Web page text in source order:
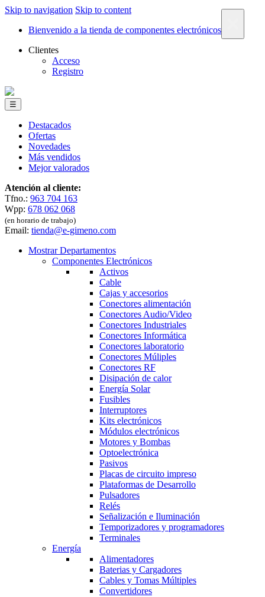
Skip to navigation Skip to content
Bienvenido a la tienda de componentes electrónicos
Clientes
Acceso
Registro
☰
Destacados
Ofertas
Novedades
Más vendidos
Mejor valorados
Atención al cliente:
Tfno.: 963 704 163
Wpp: 678 062 068
(en horario de trabajo)
Email: tienda@e-gimeno.com
Mostrar Departamentos
Componentes Electrónicos
Activos
Cable
Cajas y accesorios
Conectores alimentación
Conectores Audio/Video
Conectores Industriales
Conectores Informática
Conectores laboratorio
Conectores Múliples
Conectores RF
Disipación de calor
Energía Solar
Fusibles
Interruptores
Kits electrónicos
Módulos electrónicos
Motores y Bombas
Optoelectrónica
Pasivos
Placas de circuito impreso
Plataformas de Desarrollo
Pulsadores
Relés
Señalización e Iluminación
Temporizadores y programadores
Terminales
Energía
Alimentadores
Baterias y Cargadores
Cables y Tomas Múltiples
Convertidores